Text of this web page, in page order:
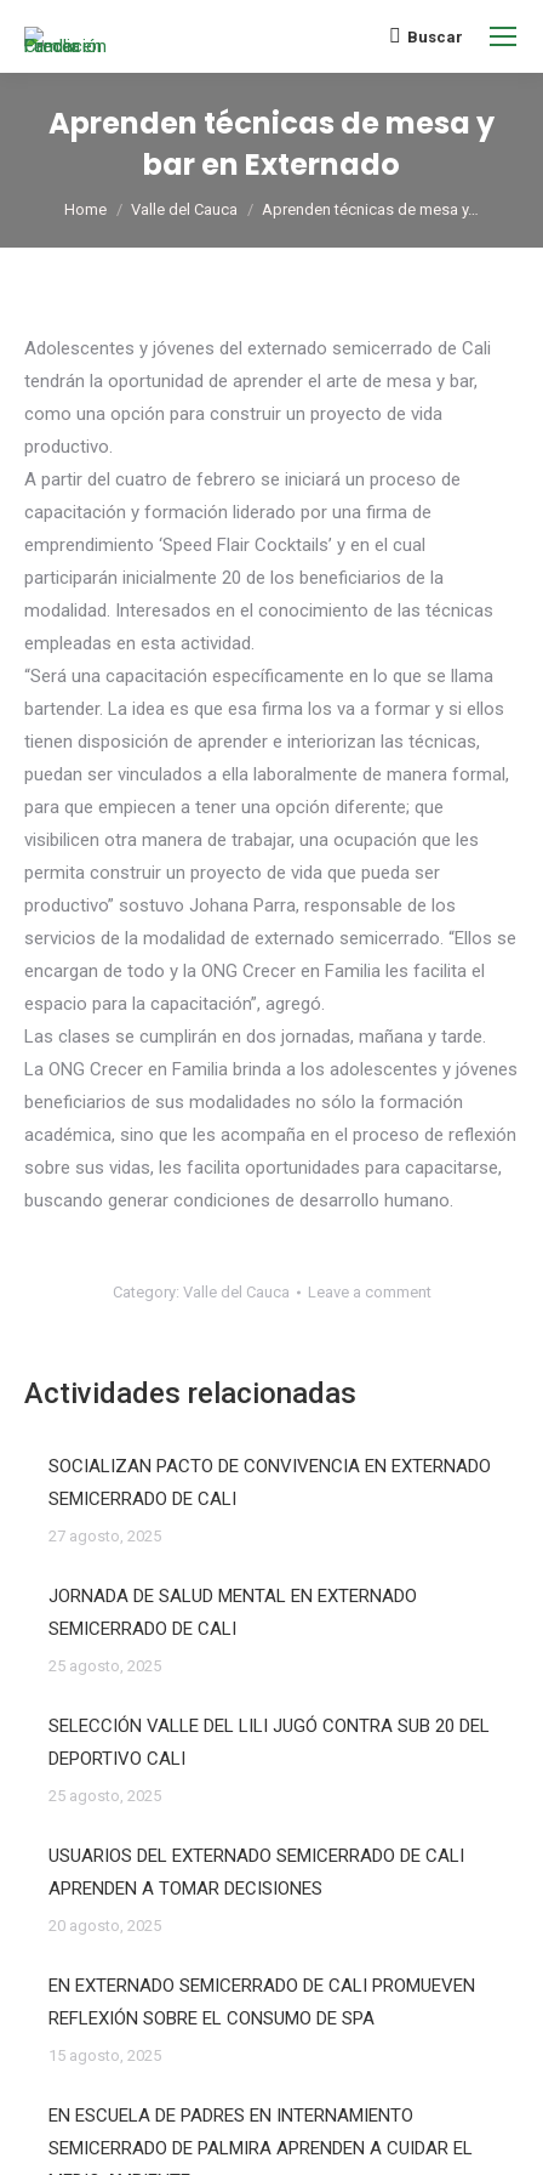
Buscar
Aprenden técnicas de mesa y
bar en Externado
You are here:
Home Valle del Cauca Aprenden técnicas de mesa y…
Adolescentes y jóvenes del externado semicerrado de Cali
tendrán la oportunidad de aprender el arte de mesa y bar,
como una opción para construir un proyecto de vida
productivo.
A partir del cuatro de febrero se iniciará un proceso de
capacitación y formación liderado por una firma de
emprendimiento ‘Speed Flair Cocktails’ y en el cual
participarán inicialmente 20 de los beneficiarios de la
modalidad. Interesados en el conocimiento de las técnicas
empleadas en esta actividad.
“Será una capacitación específicamente en lo que se llama
bartender. La idea es que esa firma los va a formar y si ellos
tienen disposición de aprender e interiorizan las técnicas,
puedan ser vinculados a ella laboralmente de manera formal,
para que empiecen a tener una opción diferente; que
visibilicen otra manera de trabajar, una ocupación que les
permita construir un proyecto de vida que pueda ser
productivo” sostuvo Johana Parra, responsable de los
servicios de la modalidad de externado semicerrado. “Ellos se
encargan de todo y la ONG Crecer en Familia les facilita el
espacio para la capacitación”, agregó.
Las clases se cumplirán en dos jornadas, mañana y tarde.
La ONG Crecer en Familia brinda a los adolescentes y jóvenes
beneficiarios de sus modalidades no sólo la formación
académica, sino que les acompaña en el proceso de reflexión
sobre sus vidas, les facilita oportunidades para capacitarse,
buscando generar condiciones de desarrollo humano.
Category: Valle del Cauca Leave a comment
Actividades relacionadas
SOCIALIZAN PACTO DE CONVIVENCIA EN EXTERNADO
SEMICERRADO DE CALI
27 agosto, 2025
JORNADA DE SALUD MENTAL EN EXTERNADO
SEMICERRADO DE CALI
25 agosto, 2025
SELECCIÓN VALLE DEL LILI JUGÓ CONTRA SUB 20 DEL
DEPORTIVO CALI
25 agosto, 2025
USUARIOS DEL EXTERNADO SEMICERRADO DE CALI
APRENDEN A TOMAR DECISIONES
20 agosto, 2025
EN EXTERNADO SEMICERRADO DE CALI PROMUEVEN
REFLEXIÓN SOBRE EL CONSUMO DE SPA
15 agosto, 2025
EN ESCUELA DE PADRES EN INTERNAMIENTO
SEMICERRADO DE PALMIRA APRENDEN A CUIDAR EL